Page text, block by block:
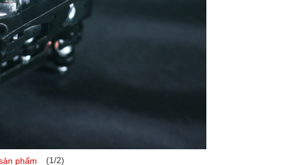
phẩm (1/2)